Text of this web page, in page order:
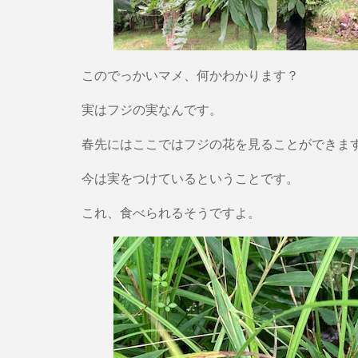
このでっかいマメ、何かわかります？
実はフジの実なんです。
春先にはここではフジの花を見ることができま
今は実をつけているということです。
これ、食べられるそうですよ。